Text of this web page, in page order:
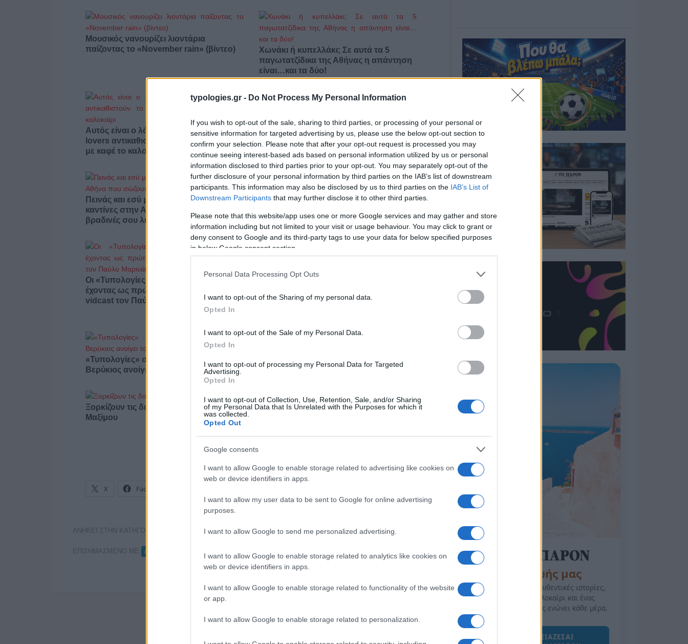
typologies.gr - Do Not Process My Personal Information
If you wish to opt-out of the sale, sharing to third parties, or processing of your personal or
sensitive information for targeted advertising by us, please use the below opt-out section to
confirm your selection. Please note that after your opt-out request is processed you may
continue seeing interest-based ads based on personal information utilized by us or personal
information disclosed to third parties prior to your opt-out. You may separately opt-out of the
further disclosure of your personal information by third parties on the IAB’s list of downstream
participants. This information may also be disclosed by us to third parties on the IAB’s List of
Downstream Participants that may further disclose it to other third parties.
Please note that this website/app uses one or more Google services and may gather and store
information including but not limited to your visit or usage behaviour. You may click to grant or
deny consent to Google and its third-party tags to use your data for below specified purposes
in below Google consent section.
Personal Data Processing Opt Outs
I want to opt-out of the Sharing of my personal data.
Opted In
I want to opt-out of the Sale of my Personal Data.
Opted In
I want to opt-out of processing my Personal Data for Targeted
Advertising.
Opted In
I want to opt-out of Collection, Use, Retention, Sale, and/or Sharing
of my Personal Data that Is Unrelated with the Purposes for which it
was collected.
Opted Out
Google consents
I want to allow Google to enable storage related to advertising like cookies on
web or device identifiers in apps.
I want to allow my user data to be sent to Google for online advertising
purposes.
I want to allow Google to send me personalized advertising.
I want to allow Google to enable storage related to analytics like cookies on
web or device identifiers in apps.
I want to allow Google to enable storage related to functionality of the website
or app.
I want to allow Google to enable storage related to personalization.
Μουσικός νανουρίζει λιοντάρια
παίζοντας το «November rain» (βίντεο)
Χωνάκι ή κυπελλάκι; Σε αυτά τα 5
παγωτατζίδικα της Αθήνας η απάντηση
είναι…και τα δύο!
Αυτός είναι ο λόγος που οι beauty
lovers αντικαθιστούν το μαύρο μολύβι
με καφέ το καλοκαίρι
Αυτά είναι τα 4 prints στα μαγιό που θα
βλέπεις σε κάθε παραλία φέτος!
Πεινάς και εσύ μετά το ξενύχτι; 5
καντίνες στην Αθήνα που σώζουν τις
βραδινές σου λιγούρες
Πώς να ξεφλουδίζεις εύκολα το σκόρδο
πρέπει να ξέρει
Οι «Τυπολογίες» περνούν στην εικόνα,
έχοντας ως πρώτο καλεσμένο στο νέο
vidcast τον Παύλο Μαρινάκη
Τηλεοπτικά «Μαγειρέματα», Ψηφιακοί
Εβδομάδα που Ανακάτεψε την
«Τυπολογίες» στο YouTube: Ο Δήμος
Βερύκιος ανοίγει τα χαρτιά του – Vidcast
συμπαρασύρει την κυβέρνηση
Ξορκίζουν τις διπλές εκλογές στο
Μαξίμου
X Facebook
ΑΝΗΚΕΙ ΣΤΗΝ ΚΑΤΗΓΟΡΙΑ:
ΕΠΙΣΗΜΑΣΜΕΝΟ ΜΕ: ΑΛΕΞΗΣ ΤΣΙΠΡΑΣ
της Ζωής μας
Οι άνθρωποι, οι αυθεντικές ιστορίες,
το ελληνικό καλοκαίρι και ένας
πολιτισμός που μας ενώνει κάθε μέρα.
ΟΣΑ ΧΡΕΙΑΖΕΣΑΙ